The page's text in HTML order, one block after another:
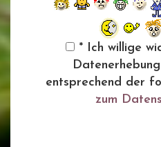
* Ich willige
entsprechend der
zum